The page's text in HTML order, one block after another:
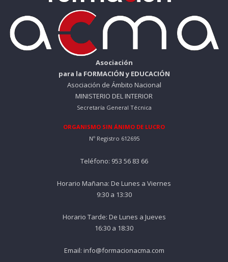
Asociación
para la FORMACIÓN y EDUCACIÓN
Asociación de Ámbito Nacional
MINISTERIO DEL INTERIOR
Secretaría General Técnica
ORGANISMO SIN ÁNIMO DE LUCRO
Nº Registro 612695
Teléfono: 953 56 83 66
Horario Mañana: De Lunes a Viernes
9:30 a 13:30
Horario Tarde: De Lunes a Jueves
16:30 a 18:30
Email: info@formacionacma.com